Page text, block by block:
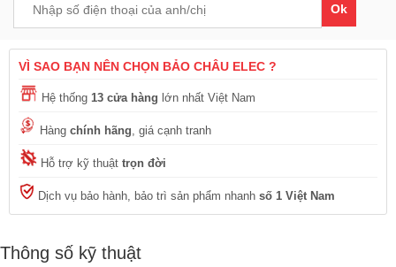
Ok
VÌ SAO BẠN NÊN CHỌN BẢO CHÂU ELEC ?
Hệ thống 13 cửa hàng lớn nhất Việt Nam
Hàng chính hãng, giá cạnh tranh
Hỗ trợ kỹ thuật trọn đời
Dịch vụ bảo hành, bảo trì sản phẩm nhanh số 1 Việt Nam
Thông số kỹ thuật